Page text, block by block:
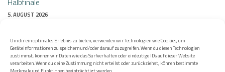
Um dir ein optimales Erlebnis zu bieten, verwenden wir Technologien wie Cookies, um
Geräteinformationen zu speichern und/oder darauf zuzugreifen. Wenn du diesen Technologien
zustimmst, können wir Daten wie das Surfverhalten oder eindeutige IDs auf dieser Website
verarbeiten. Wenn du deine Zustimmung nicht erteilst oder zurückziehst, können bestimmte
Halbfinale
5. AUGUST 2026
Perfekter Auftakt bei der B-Pool Heim-EM: Deutschlands U23
besiegt Litauen 10:0
4. AUGUST 2026